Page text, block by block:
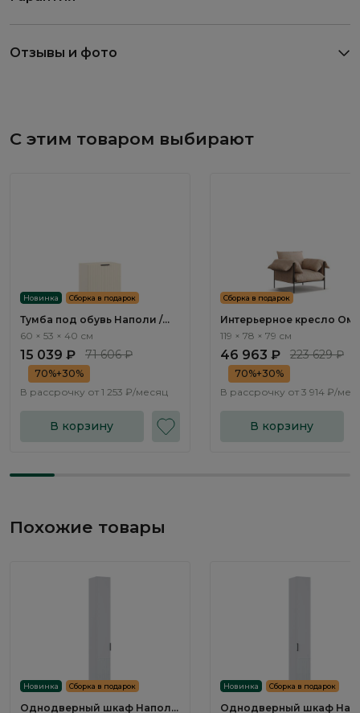
Отзывы и фото
С этим товаром выбирают
Новинка Сборка в подарок
Тумба под обувь Наполи /
Napoli NP501.2
60 × 53 × 40 см
15 039 ₽ 71 606 ₽
70%+30%
В рассрочку от 1 253 ₽/месяц
В корзину
Сборка в подарок
Интерьерное кресло
Omish ММ104.3
119 × 78 × 79 см
46 963 ₽ 223 629 ₽
70%+30%
В рассрочку от 3 914 ₽/
В корзину
Похожие товары
Новинка Сборка в подарок
Однодверный шкаф Наполи
Новинка Сборка в подарок
Однодверный шкаф